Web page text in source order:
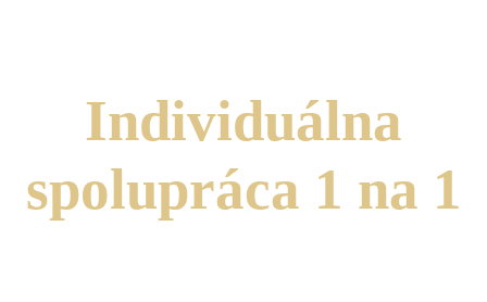
Individuálna
spolupráca 1 na 1